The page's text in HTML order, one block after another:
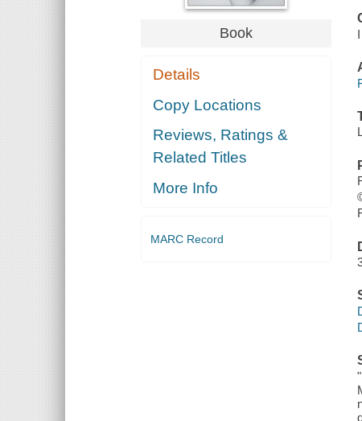
Book
Details
Copy Locations
Reviews, Ratings &
Related Titles
More Info
MARC Record
I